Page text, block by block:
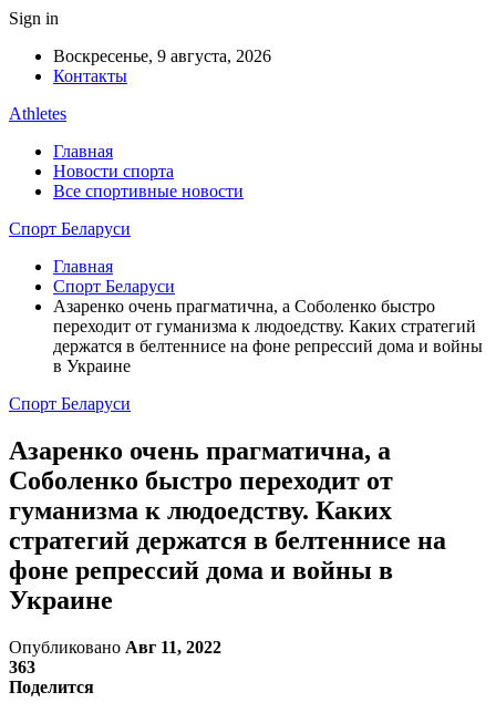
Sign in
Воскресенье, 9 августа, 2026
Контакты
Athletes
Главная
Новости спорта
Все спортивные новости
Спорт Беларуси
Главная
Спорт Беларуси
Азаренко очень прагматична, а Соболенко быстро
переходит от гуманизма к людоедству. Каких стратегий
держатся в белтеннисе на фоне репрессий дома и войны
в Украине
Спорт Беларуси
Азаренко очень прагматична, а
Соболенко быстро переходит от
гуманизма к людоедству. Каких
стратегий держатся в белтеннисе на
фоне репрессий дома и войны в
Украине
Опубликовано Авг 11, 2022
363
Поделится